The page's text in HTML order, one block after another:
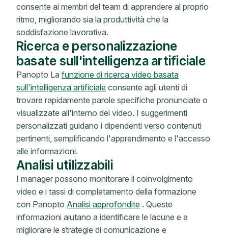
consente ai membri del team di apprendere al proprio
ritmo, migliorando sia la produttività che la
soddisfazione lavorativa.
Ricerca e personalizzazione
basate sull'intelligenza artificiale
Panopto La funzione di ricerca video basata
sull'intelligenza artificiale consente agli utenti di
trovare rapidamente parole specifiche pronunciate o
visualizzate all'interno dei video. I suggerimenti
personalizzati guidano i dipendenti verso contenuti
pertinenti, semplificando l'apprendimento e l'accesso
alle informazioni.
Analisi utilizzabili
I manager possono monitorare il coinvolgimento
video e i tassi di completamento della formazione
con Panopto Analisi approfondite . Queste
informazioni aiutano a identificare le lacune e a
migliorare le strategie di comunicazione e